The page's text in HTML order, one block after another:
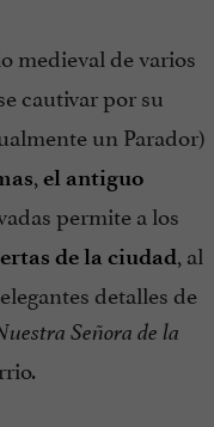
medieval de varios
cautivar por su
un Parador)
, el antiguo
permite a los
de la ciudad, al
detalles de
Señora de la